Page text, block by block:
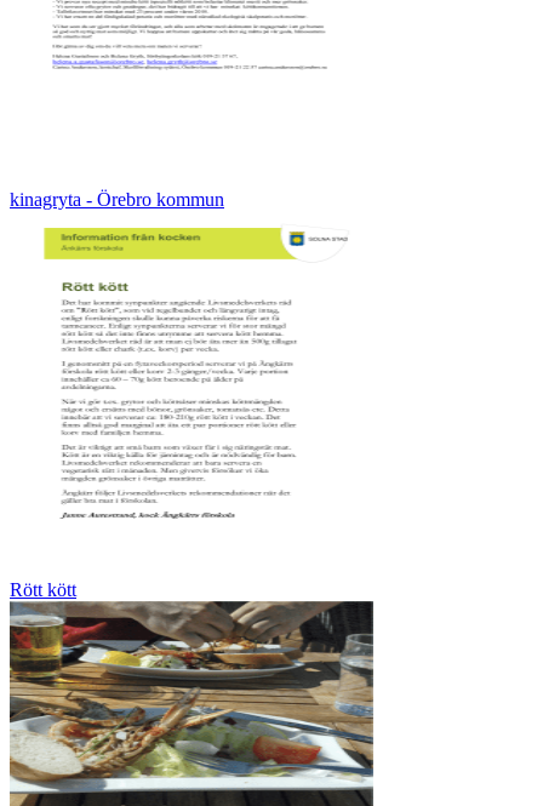
kinagryta - Örebro kommun
Rött kött